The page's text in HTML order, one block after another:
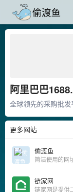
阿里巴巴
全球领先的采购批
更多网站
偷渡鱼
简洁使用的网
链家网